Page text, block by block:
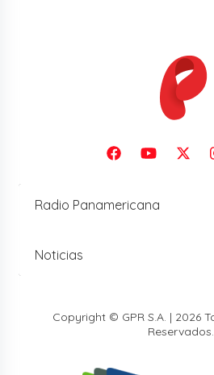
Radio Panamericana
Noticias
Copyright © GPR S.A. | 2026
Reservados.